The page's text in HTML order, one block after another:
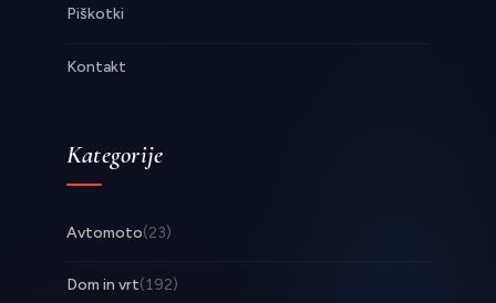
Piškotki
Kontakt
Kategorije
Avtomoto(23)
Dom in vrt(192)